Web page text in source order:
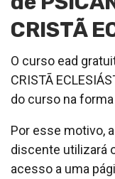
CRISTÃ
O curso ead
CRISTÃ
do curso na
Por esse motivo,
discente utilizará
acesso a uma